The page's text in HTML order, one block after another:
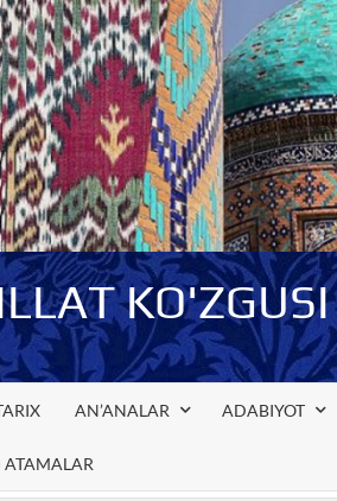
KO'ZGUSI
AN’ANALAR ADABIYOT
ATAMALAR